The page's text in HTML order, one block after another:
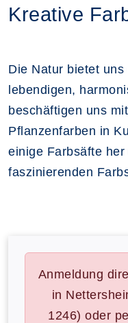
Kreative
Die Natur bietet
lebendigen,
beschäftigen uns
Pflanzenfarben in
einige Farbsäfte
faszinierenden
Anmeldung
in
1246) oder